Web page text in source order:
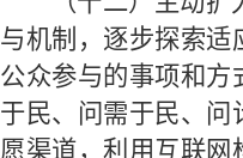
与机制，逐步探索适
公众参与的事项和方
于民、问需于民、问
愿渠道，利用互联网